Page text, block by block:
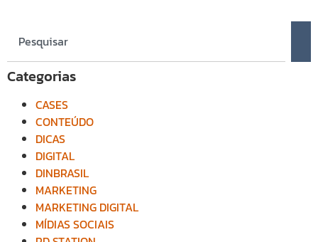
Categorias
CASES
CONTEÚDO
DICAS
DIGITAL
DINBRASIL
MARKETING
MARKETING DIGITAL
MÍDIAS SOCIAIS